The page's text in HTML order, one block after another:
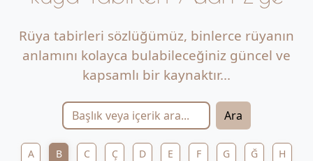
Rüya tabirleri sözlüğümüz, binlerce rüyanın
anlamını kolayca bulabileceğiniz güncel ve
kapsamlı bir kaynaktır...
Ara
A B C Ç D E F G Ğ
H